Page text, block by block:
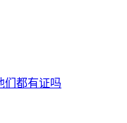
们都有证吗